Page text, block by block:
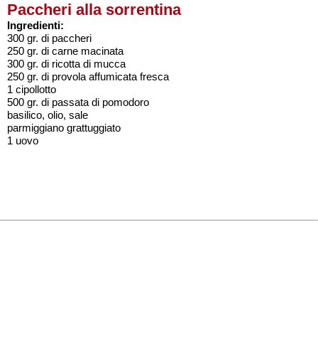
Paccheri alla sorrentina
Ingredienti:
300 gr. di paccheri
250 gr. di carne macinata
300 gr. di ricotta di mucca
250 gr. di provola affumicata fresca
1 cipollotto
500 gr. di passata di pomodoro
basilico, olio, sale
parmiggiano grattuggiato
1 uovo